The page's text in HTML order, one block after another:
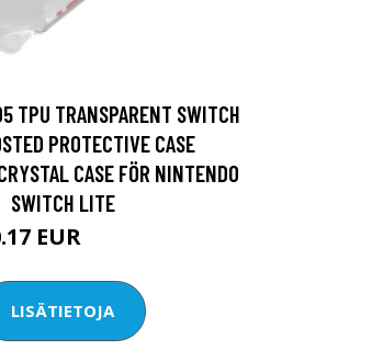
TPU TRANSPARENT SWITCH
PROTECTIVE CASE
CASE FÖR NINTENDO
SWITCH LITE
EUR
LISÄTIETOJA